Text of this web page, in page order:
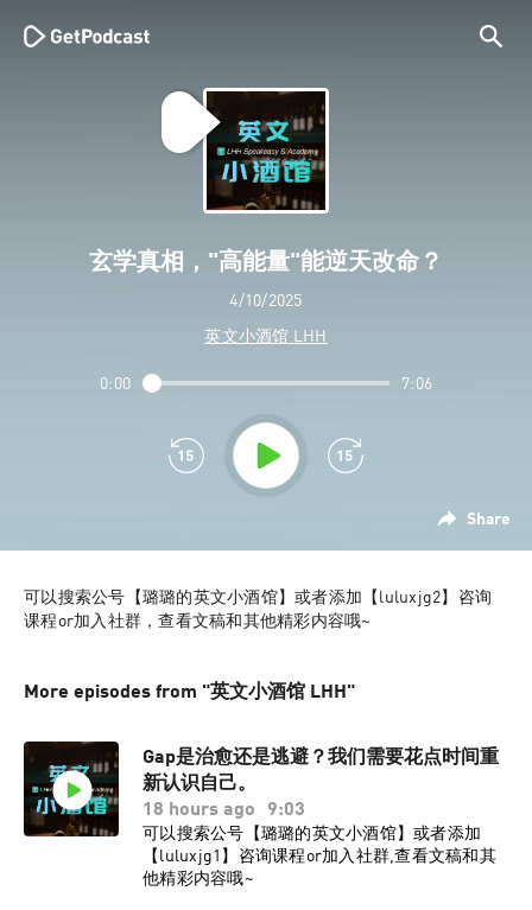
玄学真相，"高能量"能逆天改命？
4/10/2025
英文小酒馆 LHH
Share
0:00 7:06
可以搜索公号【璐璐的英文小酒馆】或者添加【luluxjg2】咨询
课程or加入社群，查看文稿和其他精彩内容哦~
More episodes from "英文小酒馆 LHH"
Gap是治愈还是逃避？我们需要花点时间重
新认识自己。
18 hours ago
9:03
可以搜索公号【璐璐的英文小酒馆】或者添加
【luluxjg1】咨询课程or加入社群,查看文稿和其
他精彩内容哦~